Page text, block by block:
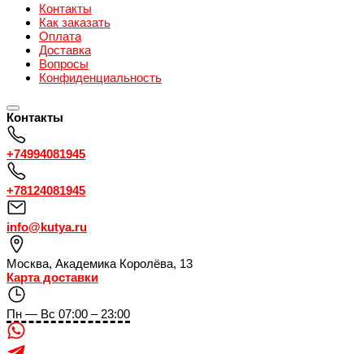
Контакты
Как заказать
Оплата
Доставка
Вопросы
Конфиденциальность
Контакты
+74994081945
+78124081945
info@kutya.ru
Москва, Академика Королёва, 13
Карта доставки
Пн — Вс 07:00 – 23:00